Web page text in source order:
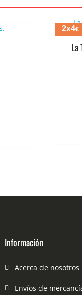
2x4€
Información
Acerca de nosotros
Envíos de